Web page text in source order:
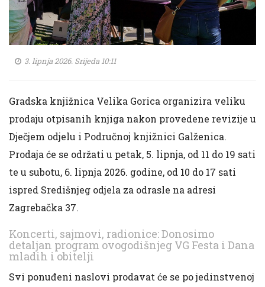
3. lipnja 2026. Srijeda 10:11
Gradska knjižnica Velika Gorica organizira veliku
prodaju otpisanih knjiga nakon provedene revizije u
Dječjem odjelu i Područnoj knjižnici Galženica.
Prodaja će se održati u petak, 5. lipnja, od 11 do 19 sati
te u subotu, 6. lipnja 2026. godine, od 10 do 17 sati
ispred Središnjeg odjela za odrasle na adresi
Zagrebačka 37.
Koncerti, sajmovi, radionice: Donosimo
detaljan program ovogodišnjeg VG Festa i Dana
mladih i obitelji
Svi ponuđeni naslovi prodavat će se po jedinstvenoj